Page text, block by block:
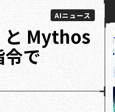
AIニュース
Mythos
で